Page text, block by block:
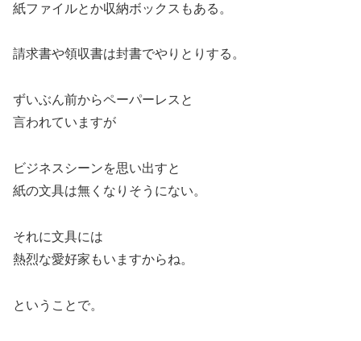
紙ファイルとか収納ボックスもある。
請求書や領収書は封書でやりとりする。
ずいぶん前からペーパーレスと
言われていますが
ビジネスシーンを思い出すと
紙の文具は無くなりそうにない。
それに文具には
熱烈な愛好家もいますからね。
ということで。